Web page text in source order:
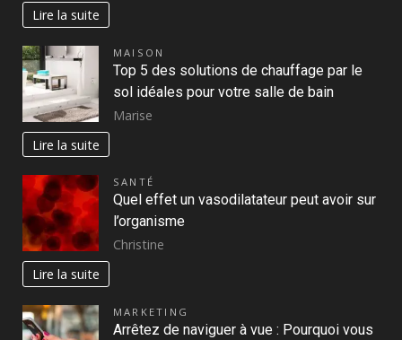
Lire la suite
MAISON
Top 5 des solutions de chauffage par le
sol idéales pour votre salle de bain
Marise
Lire la suite
SANTÉ
Quel effet un vasodilatateur peut avoir sur
l’organisme
Christine
Lire la suite
MARKETING
Arrêtez de naviguer à vue : Pourquoi vous